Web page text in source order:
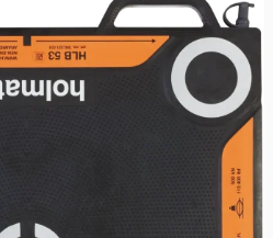
liste
de